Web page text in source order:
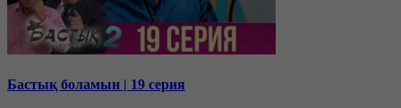
Бастық боламын | 19 серия